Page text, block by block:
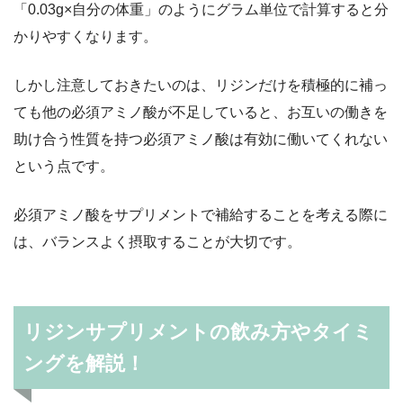
「0.03g×自分の体重」のようにグラム単位で計算すると分
かりやすくなります。
しかし注意しておきたいのは、リジンだけを積極的に補っ
ても他の必須アミノ酸が不足していると、お互いの働きを
助け合う性質を持つ必須アミノ酸は有効に働いてくれない
という点です。
必須アミノ酸をサプリメントで補給することを考える際に
は、バランスよく摂取することが大切です。
リジンサプリメントの飲み方やタイミ
ングを解説！